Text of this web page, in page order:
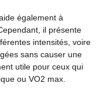
également à
il présente
intensités, voire
sans causer une
utile pour ceux qui
ou VO2 max.